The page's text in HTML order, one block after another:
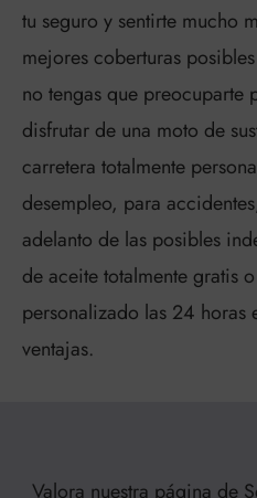
tu seguro y sentirte mucho
mejores coberturas
no tengas que preocuparte
disfrutar de una moto de
carretera totalmente
desempleo, para
adelanto de las posibles
de aceite totalmente gratis
personalizado las 24 horas
ventajas.
Valora nuestra página de